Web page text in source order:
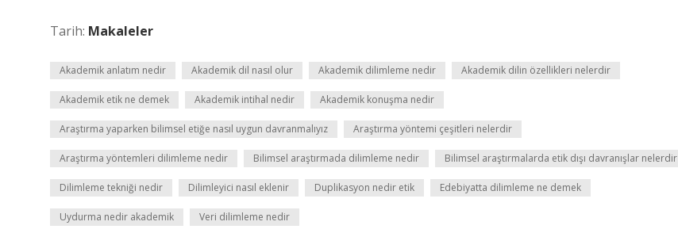
Tarih: Makaleler
Akademik anlatım nedir Akademik dil nasıl olur Akademik dilimleme nedir Akademik dilin özellikleri nelerdir
Akademik etik ne demek Akademik intihal nedir Akademik konuşma nedir
Araştırma yaparken bilimsel etiğe nasıl uygun davranmalıyız Araştırma yöntemi çeşitleri nelerdir
Araştırma yöntemleri dilimleme nedir Bilimsel araştırmada dilimleme nedir Bilimsel araştırmalarda etik dışı davranışlar nelerdir
Dilimleme tekniği nedir Dilimleyici nasıl eklenir Duplikasyon nedir etik Edebiyatta dilimleme ne demek
Uydurma nedir akademik Veri dilimleme nedir